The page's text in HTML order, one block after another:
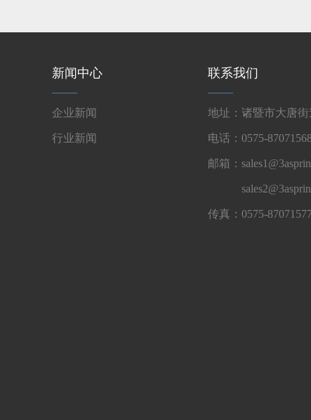
新闻中心
企业新闻
行业新闻
联系我们
地址：诸暨市大唐
电话：0575-
邮箱：
传真：0575-